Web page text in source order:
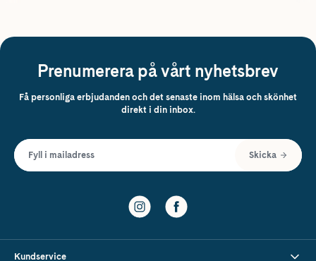
Prenumerera på vårt nyhetsbrev
Få personliga erbjudanden och det senaste inom hälsa och skönhet
direkt i din inbox.
Fyll i mailadress Skicka
Kundservice